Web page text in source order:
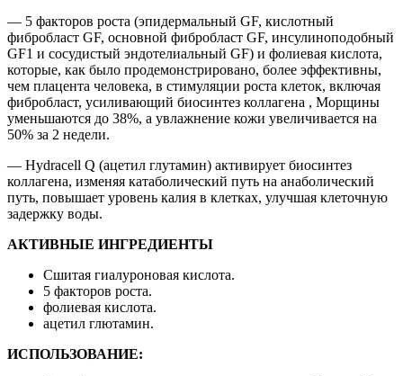
— 5 факторов роста (эпидермальный GF, кислотный
фибробласт GF, основной фибробласт GF, инсулиноподобный
GF1 и сосудистый эндотелиальный GF) и фолиевая кислота,
которые, как было продемонстрировано, более эффективны,
чем плацента человека, в стимуляции роста клеток, включая
фибробласт, усиливающий биосинтез коллагена , Морщины
уменьшаются до 38%, а увлажнение кожи увеличивается на
50% за 2 недели.
— Hydracell Q (ацетил глутамин) активирует биосинтез
коллагена, изменяя катаболический путь на анаболический
путь, повышает уровень калия в клетках, улучшая клеточную
задержку воды.
АКТИВНЫЕ ИНГРЕДИЕНТЫ
Сшитая гиалуроновая кислота.
5 факторов роста.
фолиевая кислота.
ацетил глютамин.
ИСПОЛЬЗОВАНИЕ: